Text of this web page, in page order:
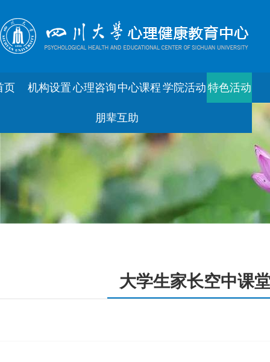
页 机构设置心理咨询中心课程学院活动特色活动
朋辈互助
大学生家长空中课